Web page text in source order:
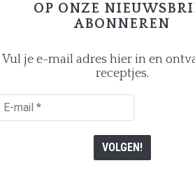
OP ONZE
ABONNEREN
Vul je e-mail adres hier in en
receptjes.
E-
mail